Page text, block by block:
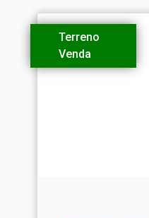
Terreno
Venda